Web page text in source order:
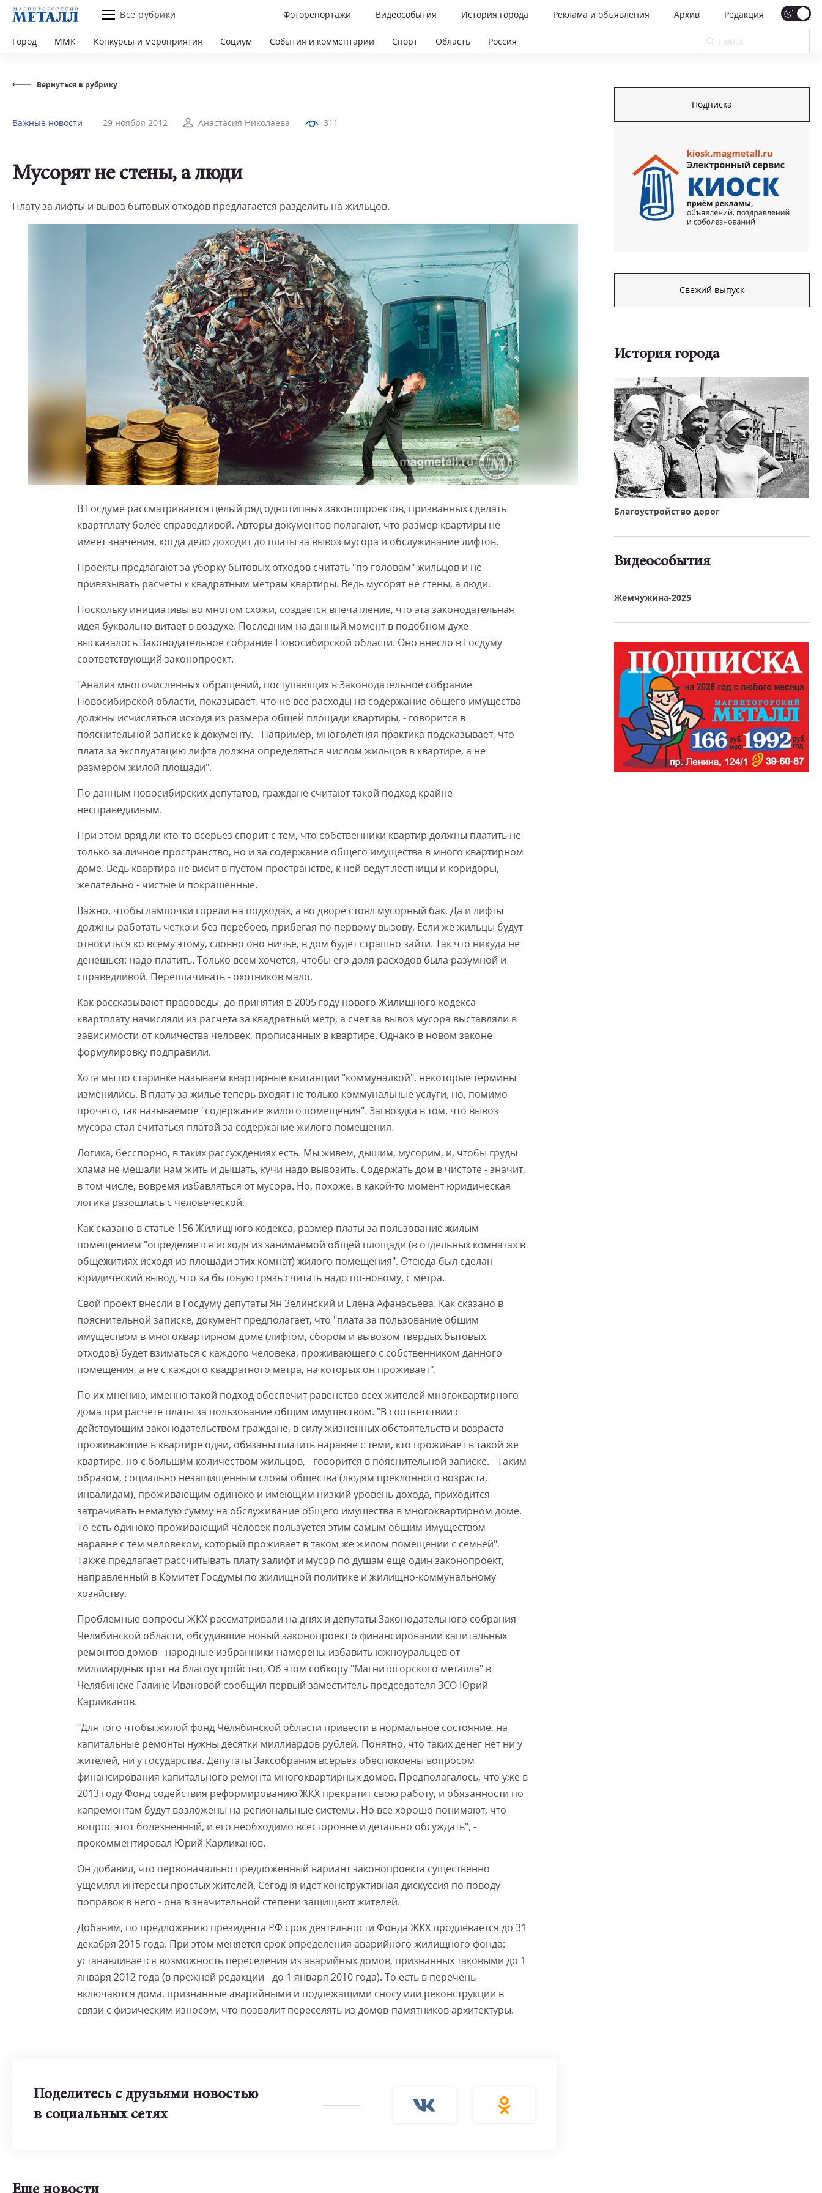
Все рубрики Фоторепортажи Видеособытия История города Реклама и объявления Архив Редакция
Город ММК Конкурсы и мероприятия Социум События и комментарии Спорт Область Россия
Вернуться в рубрику
Важные новости 29 ноября 2012 Анастасия Николаева 311
Мусорят не стены, а люди
Плату за лифты и вывоз бытовых отходов предлагается разделить на жильцов.
В Госдуме рассматривается целый ряд однотипных законопроектов, призванных сделать
квартплату более справедливой. Авторы документов полагают, что размер квартиры не
имеет значения, когда дело доходит до платы за вывоз мусора и обслуживание лифтов.
Проекты предлагают за уборку бытовых отходов считать "по головам" жильцов и не
привязывать расчеты к квадратным метрам квартиры. Ведь мусорят не стены, а люди.
Поскольку инициативы во многом схожи, создается впечатление, что эта законодательная
идея буквально витает в воздухе. Последним на данный момент в подобном духе
высказалось Законодательное собрание Новосибирской области. Оно внесло в Госдуму
соответствующий законопроект.
"Анализ многочисленных обращений, поступающих в Законодательное собрание
Новосибирской области, показывает, что не все расходы на содержание общего имущества
должны исчисляться исходя из размера общей площади квартиры, - говорится в
пояснительной записке к документу. - Например, многолетняя практика подсказывает, что
плата за эксплуатацию лифта должна определяться числом жильцов в квартире, а не
размером жилой площади".
По данным новосибирских депутатов, граждане считают такой подход крайне
несправедливым.
При этом вряд ли кто-то всерьез спорит с тем, что собственники квартир должны платить не
только за личное пространство, но и за содержание общего имущества в много квартирном
доме. Ведь квартира не висит в пустом пространстве, к ней ведут лестницы и коридоры,
желательно - чистые и покрашенные.
Важно, чтобы лампочки горели на подходах, а во дворе стоял мусорный бак. Да и лифты
должны работать четко и без перебоев, прибегая по первому вызову. Если же жильцы будут
относиться ко всему этому, словно оно ничье, в дом будет страшно зайти. Так что никуда не
денешься: надо платить. Только всем хочется, чтобы его доля расходов была разумной и
справедливой. Переплачивать - охотников мало.
Как рассказывают правоведы, до принятия в 2005 году нового Жилищного кодекса
квартплату начисляли из расчета за квадратный метр, а счет за вывоз мусора выставляли в
зависимости от количества человек, прописанных в квартире. Однако в новом законе
формулировку подправили.
Хотя мы по старинке называем квартирные квитанции "коммуналкой", некоторые термины
изменились. В плату за жилье теперь входят не только коммунальные услуги, но, помимо
прочего, так называемое "содержание жилого помещения". Загвоздка в том, что вывоз
мусора стал считаться платой за содержание жилого помещения.
Логика, бесспорно, в таких рассуждениях есть. Мы живем, дышим, мусорим, и, чтобы груды
хлама не мешали нам жить и дышать, кучи надо вывозить. Содержать дом в чистоте - значит,
в том числе, вовремя избавляться от мусора. Но, похоже, в какой-то момент юридическая
логика разошлась с человеческой.
Как сказано в статье 156 Жилищного кодекса, размер платы за пользование жилым
помещением "определяется исходя из занимаемой общей площади (в отдельных комнатах в
общежитиях исходя из площади этих комнат) жилого помещения". Отсюда был сделан
юридический вывод, что за бытовую грязь считать надо по-новому, с метра.
Свой проект внесли в Госдуму депутаты Ян Зелинский и Елена Афанасьева. Как сказано в
пояснительной записке, документ предполагает, что "плата за пользование общим
имуществом в многоквартирном доме (лифтом, сбором и вывозом твердых бытовых
отходов) будет взиматься с каждого человека, проживающего с собственником данного
помещения, а не с каждого квадратного метра, на которых он проживает".
По их мнению, именно такой подход обеспечит равенство всех жителей многоквартирного
дома при расчете платы за пользование общим имуществом. "В соответствии с
действующим законодательством граждане, в силу жизненных обстоятельств и возраста
проживающие в квартире одни, обязаны платить наравне с теми, кто проживает в такой же
квартире, но с большим количеством жильцов, - говорится в пояснительной записке. - Таким
образом, социально незащищенным слоям общества (людям преклонного возраста,
инвалидам), проживающим одиноко и имеющим низкий уровень дохода, приходится
затрачивать немалую сумму на обслуживание общего имущества в многоквартирном доме.
То есть одиноко проживающий человек пользуется этим самым общим имуществом
наравне с тем человеком, который проживает в таком же жилом помещении с семьей".
Также предлагает рассчитывать плату залифт и мусор по душам еще один законопроект,
направленный в Комитет Госдумы по жилищной политике и жилищно-коммунальному
хозяйству.
Проблемные вопросы ЖКХ рассматривали на днях и депутаты Законодательного собрания
Челябинской области, обсудившие новый законопроект о финансировании капитальных
ремонтов домов - народные избранники намерены избавить южноуральцев от
миллиардных трат на благоустройство, Об этом собкору "Магнитогорского металла" в
Челябинске Галине Ивановой сообщил первый заместитель председателя ЗСО Юрий
Карликанов.
"Для того чтобы жилой фонд Челябинской области привести в нормальное состояние, на
капитальные ремонты нужны десятки миллиардов рублей. Понятно, что таких денег нет ни у
жителей, ни у государства. Депутаты Заксобрания всерьез обеспокоены вопросом
финансирования капитального ремонта многоквартирных домов. Предполагалось, что уже в
2013 году Фонд содействия реформированию ЖКХ прекратит свою работу, и обязанности по
капремонтам будут возложены на региональные системы. Но все хорошо понимают, что
вопрос этот болезненный, и его необходимо всесторонне и детально обсуждать", -
прокомментировал Юрий Карликанов.
Он добавил, что первоначально предложенный вариант законопроекта существенно
ущемлял интересы простых жителей. Сегодня идет конструктивная дискуссия по поводу
поправок в него - она в значительной степени защищают жителей.
Добавим, по предложению президента РФ срок деятельности Фонда ЖКХ продлевается до 31
декабря 2015 года. При этом меняется срок определения аварийного жилищного фонда:
устанавливается возможность переселения из аварийных домов, признанных таковыми до 1
января 2012 года (в прежней редакции - до 1 января 2010 года). То есть в перечень
включаются дома, признанные аварийными и подлежащими сносу или реконструкции в
связи с физическим износом, что позволит переселять из домов-памятников архитектуры.
Поделитесь с друзьями новостью
в социальных сетях
Подписка
Свежий выпуск
История города
Благоустройство дорог
Видеособытия
Жемчужина-2025